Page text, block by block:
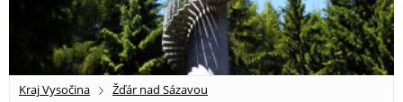
Kraj Vysočina Žďár nad Sázavou